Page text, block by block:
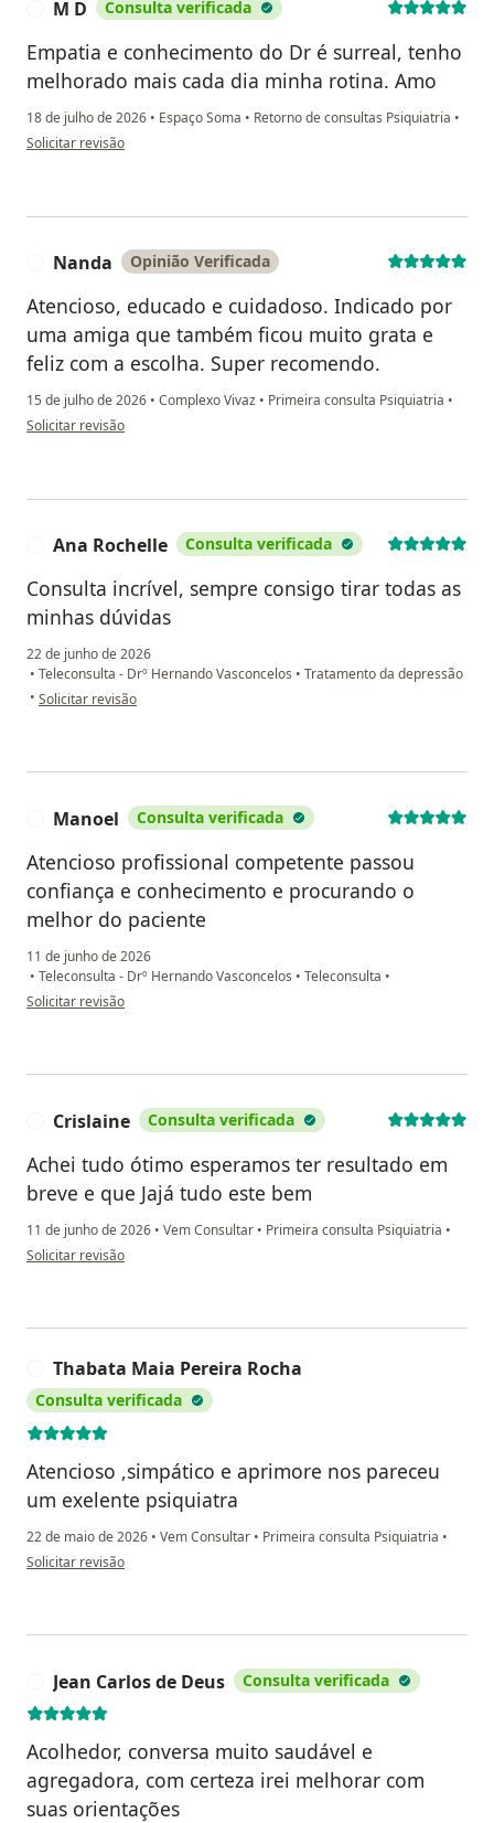
M D Consulta verificada
Empatia e conhecimento do Dr é surreal, tenho
melhorado mais cada dia minha rotina. Amo
18 de julho de 2026 • Espaço Soma • Retorno de consultas Psiquiatria •
na opinião do utilizador M D
Solicitar revisão
Nanda Opinião Verificada
Atencioso, educado e cuidadoso. Indicado por
uma amiga que também ficou muito grata e
feliz com a escolha. Super recomendo.
15 de julho de 2026 • Complexo Vivaz • Primeira consulta Psiquiatria •
na opinião do utilizador Nanda
Solicitar revisão
Ana Rochelle Consulta verificada
Consulta incrível, sempre consigo tirar todas as
minhas dúvidas
22 de junho de 2026
• Teleconsulta - Drº Hernando Vasconcelos • Tratamento da depressão
• na opinião do utilizador Ana Rochelle
Solicitar revisão
Manoel Consulta verificada
Atencioso profissional competente passou
confiança e conhecimento e procurando o
melhor do paciente
11 de junho de 2026
• Teleconsulta - Drº Hernando Vasconcelos • Teleconsulta •
na opinião do utilizador Manoel
Solicitar revisão
Crislaine Consulta verificada
Achei tudo ótimo esperamos ter resultado em
breve e que Jajá tudo este bem
11 de junho de 2026 • Vem Consultar • Primeira consulta Psiquiatria •
na opinião do utilizador Crislaine
Solicitar revisão
Thabata Maia Pereira Rocha
Consulta verificada
Atencioso ,simpático e aprimore nos pareceu
um exelente psiquiatra
22 de maio de 2026 • Vem Consultar • Primeira consulta Psiquiatria •
na opinião do utilizador Thabata Maia Pereira Rocha
Solicitar revisão
Jean Carlos de Deus Consulta verificada
Acolhedor, conversa muito saudável e
agregadora, com certeza irei melhorar com
suas orientações